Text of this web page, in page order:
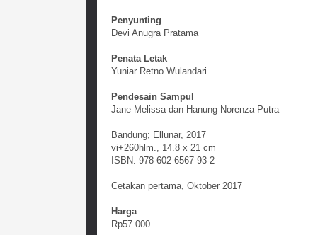
Penyunting
Devi Anugra Pratama
Penata Letak
Yuniar Retno Wulandari
Pendesain Sampul
Jane Melissa dan Hanung Norenza Putra
Bandung; Ellunar, 2017
vi+260hlm., 14.8 x 21 cm
ISBN: 978-602-6567-93-2
Cetakan pertama, Oktober 2017
Harga
Rp57.000